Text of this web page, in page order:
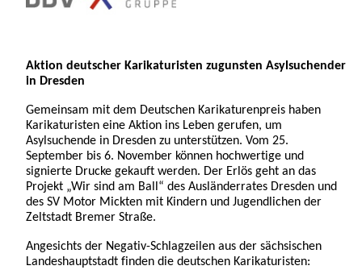
Aktion deutscher Karikaturisten zugunsten Asylsuchender
in Dresden
Gemeinsam mit dem Deutschen Karikaturenpreis haben
Karikaturisten eine Aktion ins Leben gerufen, um
Asylsuchende in Dresden zu unterstützen. Vom 25.
September bis 6. November können hochwertige und
signierte Drucke gekauft werden. Der Erlös geht an das
Projekt „Wir sind am Ball“ des Ausländerrates Dresden und
des SV Motor Mickten mit Kindern und Jugendlichen der
Zeltstadt Bremer Straße.
Angesichts der Negativ-Schlagzeilen aus der sächsischen
Landeshauptstadt finden die deutschen Karikaturisten: